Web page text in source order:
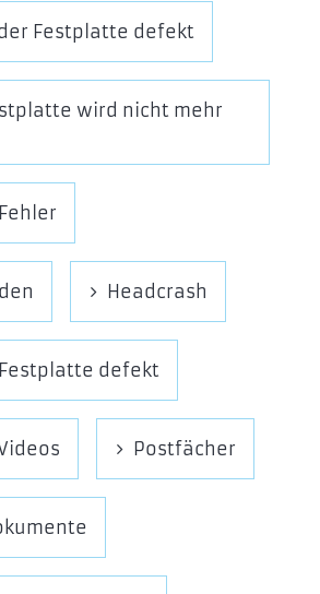
Festplatte defekt
wird nicht mehr
Headcrash
defekt
Postfächer